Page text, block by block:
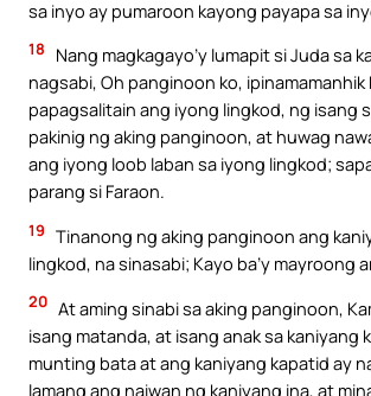
sa inyo ay pumaroon kayong payapa sa
18
Nang magkagayo’y lumapit si Juda sa
nagsabi, Oh panginoon ko, ipinamamanhik
papagsalitain ang iyong lingkod, ng isang
pakinig ng aking panginoon, at huwag
ang iyong loob laban sa iyong lingkod;
parang si Faraon.
19 Tinanong ng aking panginoon ang
lingkod, na sinasabi; Kayo ba’y mayroong
20 At aming sinabi sa aking panginoon,
isang matanda, at isang anak sa kaniyang
munting bata at ang kaniyang kapatid ay
lamang ang naiwan ng kaniyang ina, at